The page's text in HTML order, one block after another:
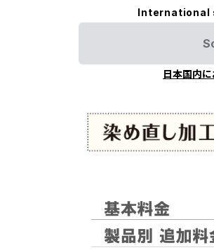
International
日本国内